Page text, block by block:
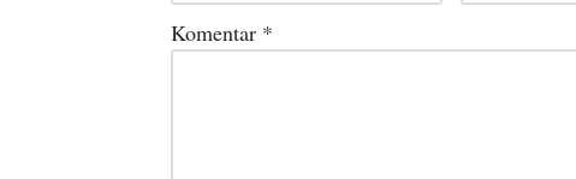
Komentar *